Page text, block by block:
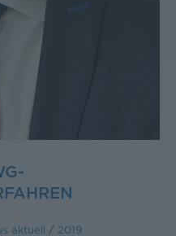
aktuell / 2019